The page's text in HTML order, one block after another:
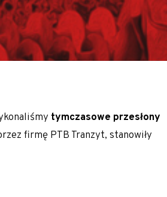
tymczasowe przesłony
firmę PTB Tranzyt, stanowiły